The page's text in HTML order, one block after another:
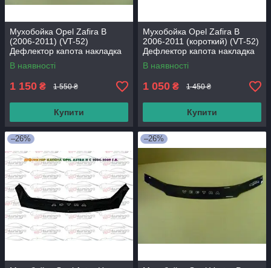
Мухобойка Opel Zafira B
(2006-2011) (VT-52)
Дефлектор капота накладка
В наявності
1 150 ₴ 1 550 ₴
Купити
Мухобойка Opel Zafira B
2006-2011 (короткий) (VT-52)
Дефлектор капота накладка
В наявності
1 050 ₴ 1 450 ₴
Купити
–26% –26%